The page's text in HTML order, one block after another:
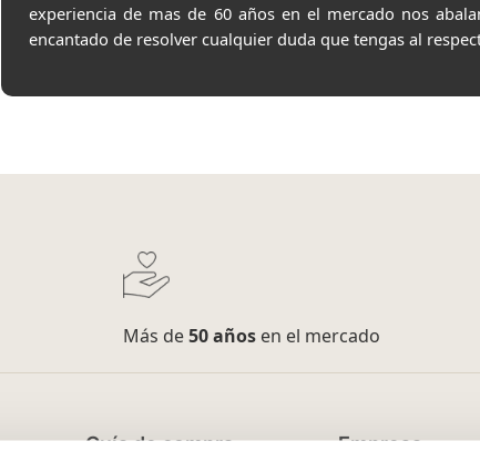
experiencia de mas de 60 años en el mercado nos
encantado de resolver cualquier duda que tengas al
Más de50 añosen el mercado
Guía de compra Empresa